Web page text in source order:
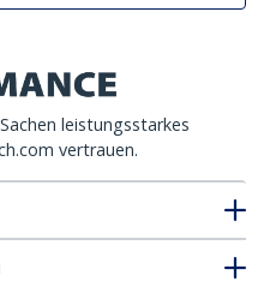
leistungsstarkes
vertrauen.